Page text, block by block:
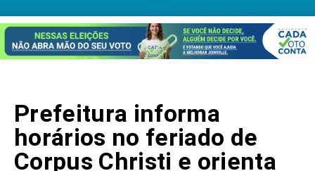
Prefeitura informa
horários no feriado de
Corpus Christi e orienta